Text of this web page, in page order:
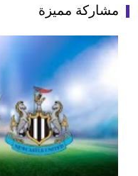
مشاركة مميزة